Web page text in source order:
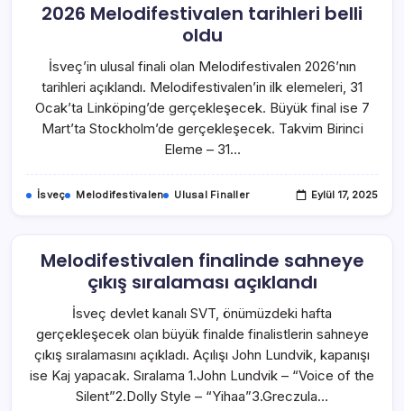
2026 Melodifestivalen tarihleri belli
oldu
İsveç’in ulusal finali olan Melodifestivalen 2026’nın
tarihleri açıklandı. Melodifestivalen’in ilk elemeleri, 31
Ocak’ta Linköping’de gerçekleşecek. Büyük final ise 7
Mart’ta Stockholm’de gerçekleşecek. Takvim Birinci
Eleme – 31…
İsveç Melodifestivalen Ulusal Finaller Eylül 17, 2025
Melodifestivalen finalinde sahneye
çıkış sıralaması açıklandı
İsveç devlet kanalı SVT, önümüzdeki hafta
gerçekleşecek olan büyük finalde finalistlerin sahneye
çıkış sıralamasını açıkladı. Açılışı John Lundvik, kapanışı
ise Kaj yapacak. Sıralama 1.John Lundvik – “Voice of the
Silent”2.Dolly Style – “Yihaa”3.Greczula…